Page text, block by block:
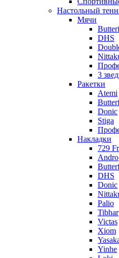
Настольный
Мячи
DHS
3
Ракетки
Atemi
Donic
Stiga
Накладки
729
Andro
DHS
Donic
Palio
Tibhar
Victas
Xiom
Yinhe